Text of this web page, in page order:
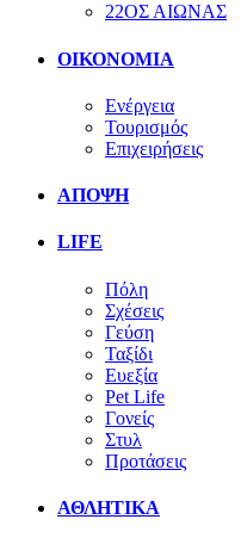
22ΟΣ ΑΙΩΝΑΣ
ΟΙΚΟΝΟΜΙΑ
Ενέργεια
Τουρισμός
Επιχειρήσεις
ΑΠΟΨΗ
LIFE
Πόλη
Σχέσεις
Γεύση
Ταξίδι
Ευεξία
Pet Life
Γονείς
Στυλ
Προτάσεις
ΑΘΛΗΤΙΚΑ